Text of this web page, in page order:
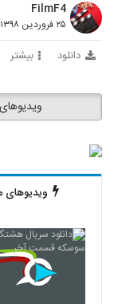
FilmF4
۲۵ فروردین ۱۳۹۸
دانلود بیشتر
ویدیوهای